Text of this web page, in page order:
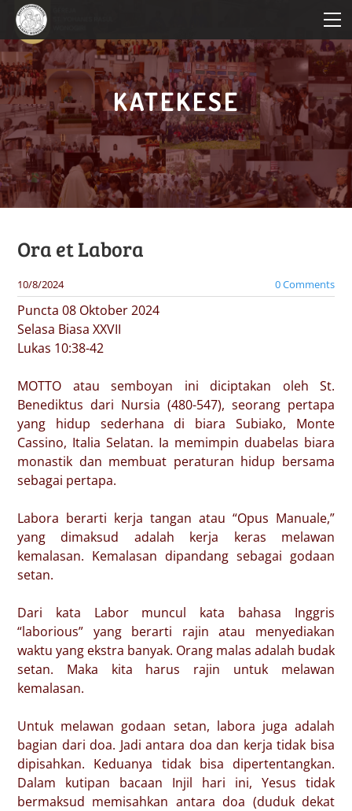
KATEKESE
Ora et Labora
10/8/2024 0 Comments
Puncta 08 Oktober 2024
Selasa Biasa XXVII
Lukas 10:38-42
MOTTO atau semboyan ini diciptakan oleh St.
Benediktus dari Nursia (480-547), seorang pertapa
yang hidup sederhana di biara Subiako, Monte
Cassino, Italia Selatan. Ia memimpin duabelas biara
monastik dan membuat peraturan hidup bersama
sebagai pertapa.
Labora berarti kerja tangan atau “Opus Manuale,”
yang dimaksud adalah kerja keras melawan
kemalasan. Kemalasan dipandang sebagai godaan
setan.
Dari kata Labor muncul kata bahasa Inggris
“laborious” yang berarti rajin atau menyediakan
waktu yang ekstra banyak. Orang malas adalah budak
setan. Maka kita harus rajin untuk melawan
kemalasan.
Untuk melawan godaan setan, labora juga adalah
bagian dari doa. Jadi antara doa dan kerja tidak bisa
dipisahkan. Keduanya tidak bisa dipertentangkan.
Dalam kutipan bacaan Injil hari ini, Yesus tidak
bermaksud memisahkan antara doa (duduk dekat
PROFIL PAROKI
KATEKESE
PELAYANAN
BERITA PAROKI